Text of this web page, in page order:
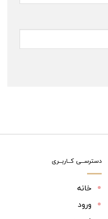
دسترســی کــاربــری
خانه
ورود